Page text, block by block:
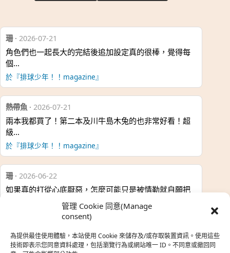
管理 Cookie 同意(Manage
consent)
為提供最佳使用體驗，本站使用 Cookie 來儲存及/或存取裝置資訊。使用這些
技術即表示您同意資料處理，包括瀏覽行為或網站唯一 ID。不同意或撤回同
珊· 2026-07-21
角色們也一起長大的完結後追加設定真的很棒，覺得每
個…
於『排球少年！！magazine』
熱帶魚 · 2026-07-21
兩本我都買了！第二本及川牛島木兔的也非常好看！超
級…
於『排球少年！！magazine』
珊· 2026-06-22
如果真的打從心底厭惡，怎麼可能只是被情勒就自願把
熱帶魚·2026-06-22